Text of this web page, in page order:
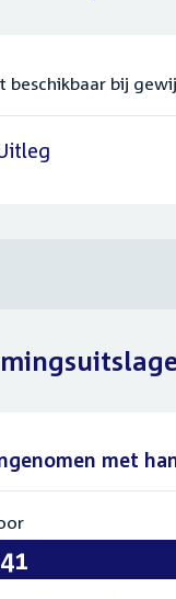
beschikbaar bij
met